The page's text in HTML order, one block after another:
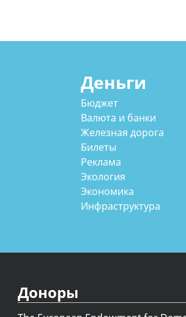
Деньги
Бюджет
Валюта и банки
Железная дорога
Билеты
Реклама
Экология
Экономика
Инфраструктура
Доноры